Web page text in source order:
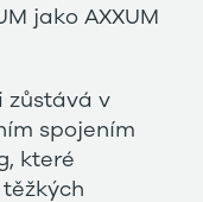
jako AXXUM
zůstává v
spojením
které